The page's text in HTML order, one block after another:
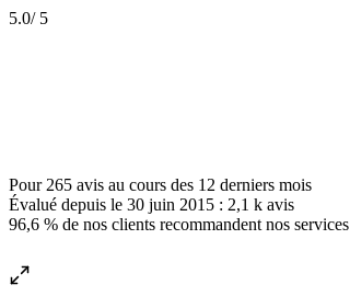
5.0/ 5
Pour 265 avis au cours des 12 derniers mois
Évalué depuis le 30 juin 2015 : 2,1 k avis
96,6 % de nos clients recommandent nos services